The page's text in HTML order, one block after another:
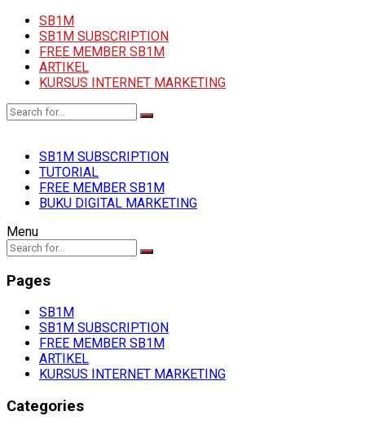
SB1M
SB1M SUBSCRIPTION
FREE MEMBER SB1M
ARTIKEL
KURSUS INTERNET MARKETING
SB1M SUBSCRIPTION
TUTORIAL
FREE MEMBER SB1M
BUKU DIGITAL MARKETING
Menu
Pages
SB1M
SB1M SUBSCRIPTION
FREE MEMBER SB1M
ARTIKEL
KURSUS INTERNET MARKETING
Categories